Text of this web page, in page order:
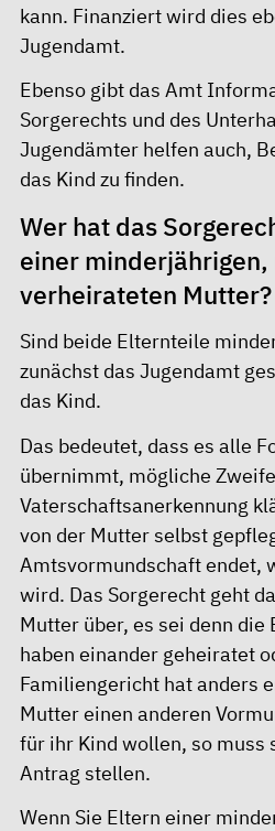
kann. Finanziert wird dies
Jugendamt.
Ebenso gibt das Amt
Sorgerechts und des
Jugendämter helfen auch,
das Kind zu finden.
Wer hat das
einer
verheirateten Mutter?
Sind beide Elternteile
zunächst das Jugendamt
das Kind.
Das bedeutet, dass es alle
übernimmt, mögliche
Vaterschaftsanerkennung
von der Mutter selbst
Amtsvormundschaft endet,
wird. Das Sorgerecht geht
Mutter über, es sei denn die
haben einander geheiratet
Familiengericht hat anders
Mutter einen anderen
für ihr Kind wollen, so muss
Antrag stellen.
Wenn Sie Eltern einer